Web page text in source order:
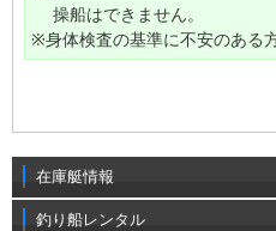
操船はできません。
※身体検査の基準に不安のある
在庫艇情報
釣り船レンタル